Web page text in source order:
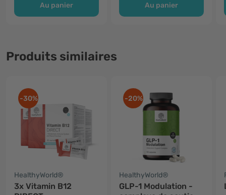
Au panier Au panier
Produits similaires
-30%
HealthyWorld®
3x Vitamin B12
-20%
HealthyWorld®
GLP-1 Modulation -